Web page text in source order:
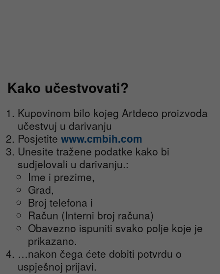
Kako učestvovati?
Kupovinom bilo kojeg Artdeco proizvoda
učestvuj u darivanju
Posjetite www.cmbih.com
Unesite tražene podatke kako bi
sudjelovali u darivanju.:
Ime i prezime,
Grad,
Broj telefona i
Račun (Interni broj računa)
Obavezno ispuniti svako polje koje je
prikazano.
…nakon čega ćete dobiti potvrdu o
uspješnoj prijavi.